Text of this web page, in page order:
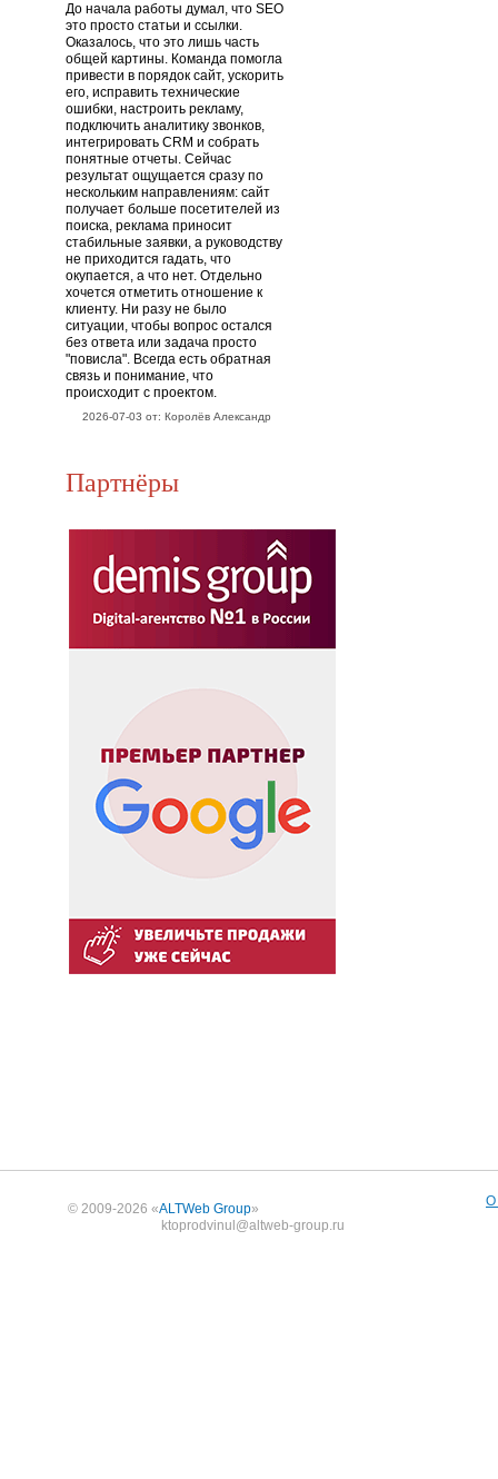
До начала работы думал, что SEO
это просто статьи и ссылки.
Оказалось, что это лишь часть
общей картины. Команда помогла
привести в порядок сайт, ускорить
его, исправить технические
ошибки, настроить рекламу,
подключить аналитику звонков,
интегрировать CRM и собрать
понятные отчеты. Сейчас
результат ощущается сразу по
нескольким направлениям: сайт
получает больше посетителей из
поиска, реклама приносит
стабильные заявки, а руководству
не приходится гадать, что
окупается, а что нет. Отдельно
хочется отметить отношение к
клиенту. Ни разу не было
ситуации, чтобы вопрос остался
без ответа или задача просто
"повисла". Всегда есть обратная
связь и понимание, что
происходит с проектом.
2026-07-03 от: Королёв Александр
Партнёры
© 2009-2026 «ALTWeb Group»
ktoprodvinul@altweb-group.ru
О